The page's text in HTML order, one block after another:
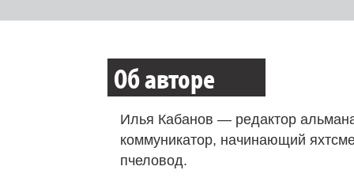
Об авторе
Илья Кабанов — редактор
коммуникатор, начинающий
пчеловод.